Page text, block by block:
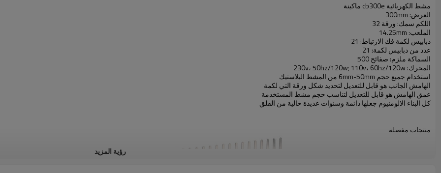
مشط الكهربائية cb300e ماكينة
العرض: 300mm
اللكم سمك: ورقة 32
الملعب: 14.25mm
دبابيس لكمة فك الارتباط: 21
عدد من دبابيس لكمة: 21
السماكة ملزم: صفائح 500
المحرك: 230v، 50hz/120w; 110v، 60hz/120w
استخدام جميع حجم 6mm-50mm من المشط البلاستيك
الهامش الجانب هو قابل للتعديل لتحديد شكل ورقة التي لكمة
عمق الهامش هو قابل للتعديل لتناسب حجم مشط المستخدمة
كل البناء الالومنيوم جعلها دائمة وسنوات عديدة خالية من القلق
منتجات مفصلة
رؤية المزيد